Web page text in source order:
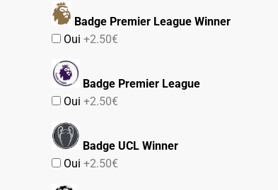
Badge Premier League Winner
Oui+2.50€
Badge Premier League
Oui+2.50€
Badge UCL Winner
Oui+2.50€